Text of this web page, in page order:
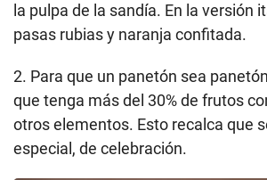
la pulpa de la sandía. En la versión
pasas rubias y naranja confitada.
2. Para que un panetón sea
que tenga más del 30% de frutos
otros elementos. Esto recalca que
especial, de celebración.